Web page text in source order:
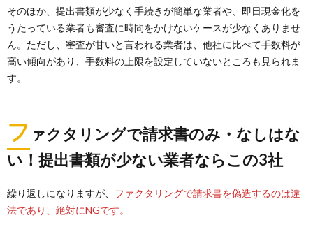
そのほか、提出書類が少なく手続きが簡単な業者や、即日現金化を
うたっている業者も審査に時間をかけないケースが少なくありませ
ん。ただし、審査が甘いと言われる業者は、他社に比べて手数料が
高い傾向があり、手数料の上限を設定していないところも見られま
す。
フ ァクタリングで請求書のみ・なしはな
い！提出書類が少ない業者ならこの3社
繰り返しになりますが、 ファクタリングで請求書を偽造するのは違
法であり、絶対にNGです。